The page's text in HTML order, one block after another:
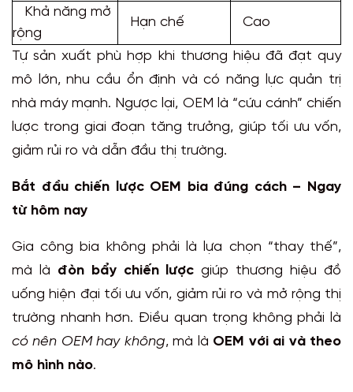
Khả năng mở
rộng
Hạn chế Cao
Tự sản xuất phù hợp khi thương hiệu đã đạt quy
mô lớn, nhu cầu ổn định và có năng lực quản trị
nhà máy mạnh. Ngược lại, OEM là “cứu cánh” chiến
lược trong giai đoạn tăng trưởng, giúp tối ưu vốn,
giảm rủi ro và dẫn đầu thị trường.
Bắt đầu chiến lược OEM bia đúng cách – Ngay
từ hôm nay
Gia công bia không phải là lựa chọn “thay thế”,
mà là đòn bẩy chiến lược giúp thương hiệu đồ
uống hiện đại tối ưu vốn, giảm rủi ro và mở rộng thị
trường nhanh hơn. Điều quan trọng không phải là
có nên OEM hay không, mà là OEM với ai và theo
mô hình nào.